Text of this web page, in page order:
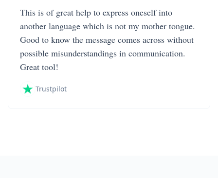
This is of great help to express oneself into
another language which is not my mother tongue.
Good to know the message comes across without
possible misunderstandings in communication.
Great tool!
Trustpilot